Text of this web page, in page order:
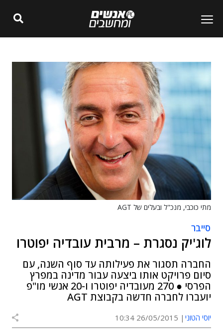
מתי כוכבי, מנכ"ל ובעלים של AGT
סייבר
לוג'יק נסגרת – מרבית עובדיה יפוטרו
החברה תסגור את פעילותה עד סוף השנה, עם
סיום פרויקט אותו ביצעה עבור מדינה במפרץ
הפרסי ● 270 מעובדיה יפוטרו ו-20 אנשי מו"פ
יועברו לחברה חדשה בקבוצת AGT
יוסי הטוני 26/05/2015 10:34